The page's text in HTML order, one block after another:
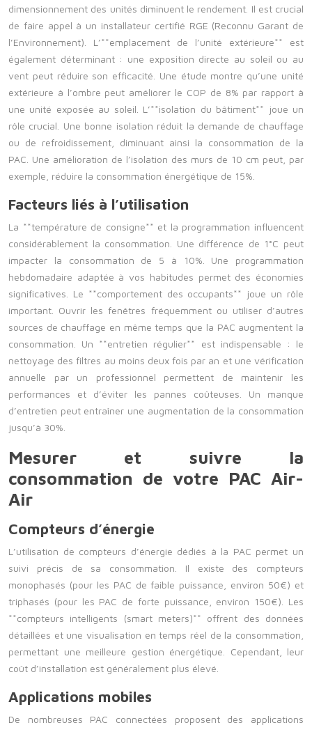
dimensionnement des unités diminuent le rendement. Il est crucial
de faire appel à un installateur certifié RGE (Reconnu Garant de
l’Environnement). L’**emplacement de l’unité extérieure** est
également déterminant : une exposition directe au soleil ou au
vent peut réduire son efficacité. Une étude montre qu’une unité
extérieure à l’ombre peut améliorer le COP de 8% par rapport à
une unité exposée au soleil. L’**isolation du bâtiment** joue un
rôle crucial. Une bonne isolation réduit la demande de chauffage
ou de refroidissement, diminuant ainsi la consommation de la
PAC. Une amélioration de l’isolation des murs de 10 cm peut, par
exemple, réduire la consommation énergétique de 15%.
Facteurs liés à l’utilisation
La **température de consigne** et la programmation influencent
considérablement la consommation. Une différence de 1°C peut
impacter la consommation de 5 à 10%. Une programmation
hebdomadaire adaptée à vos habitudes permet des économies
significatives. Le **comportement des occupants** joue un rôle
important. Ouvrir les fenêtres fréquemment ou utiliser d’autres
sources de chauffage en même temps que la PAC augmentent la
consommation. Un **entretien régulier** est indispensable : le
nettoyage des filtres au moins deux fois par an et une vérification
annuelle par un professionnel permettent de maintenir les
performances et d’éviter les pannes coûteuses. Un manque
d’entretien peut entraîner une augmentation de la consommation
jusqu’à 30%.
Mesurer et suivre la
consommation de votre PAC Air-
Air
Compteurs d’énergie
L’utilisation de compteurs d’énergie dédiés à la PAC permet un
suivi précis de sa consommation. Il existe des compteurs
monophasés (pour les PAC de faible puissance, environ 50€) et
triphasés (pour les PAC de forte puissance, environ 150€). Les
**compteurs intelligents (smart meters)** offrent des données
détaillées et une visualisation en temps réel de la consommation,
permettant une meilleure gestion énergétique. Cependant, leur
coût d’installation est généralement plus élevé.
Applications mobiles
De nombreuses PAC connectées proposent des applications